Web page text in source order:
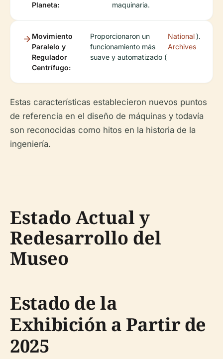
Planeta:
maquinaria.
Movimiento
Paralelo y
Regulador
Centrífugo:
Proporcionaron un
funcionamiento más
suave y automatizado (
National
Archives
).
Estas características establecieron nuevos puntos
de referencia en el diseño de máquinas y todavía
son reconocidas como hitos en la historia de la
ingeniería.
Estado Actual y
Redesarrollo del
Museo
Estado de la
Exhibición a Partir de
2025